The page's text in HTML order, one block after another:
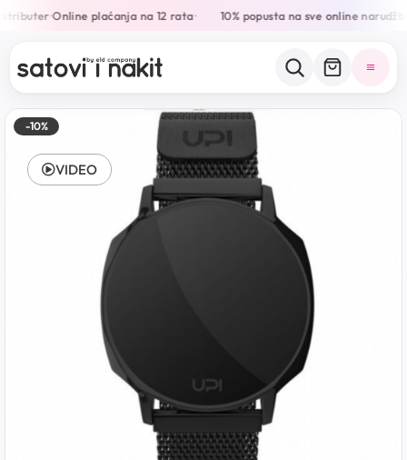
•Online plaćanja na 12 rata• 10% popusta na sve online narudžbe
-10%
VIDEO